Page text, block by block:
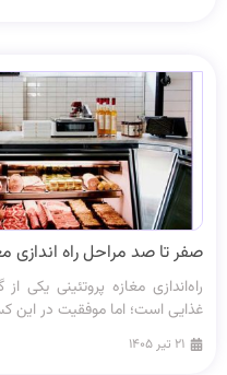
صفر تا صد مراحل راه‌ اندازی
راه‌اندازی مغازه پروتئینی یکی
غذایی است؛ اما موفقیت در این
۲۱ تیر ۱۴۰۵